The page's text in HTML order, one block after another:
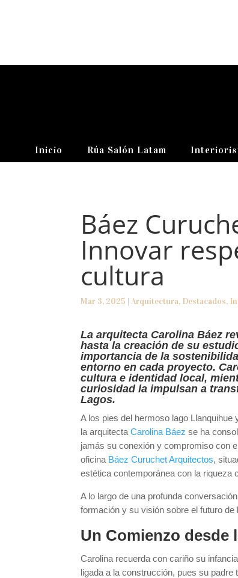
Inicio Rúa Salón Latam
Báez
Innovar
cultura
Mar 3, 2025 |Arquitectura, Destacados,
La arquitecta Carolina Báez
hasta la creación de su
importancia de la
entorno en cada proyecto.
cultura e identidad local,
curiosidad la impulsan a
Lagos.
A los pies del hermoso lago
la arquitectaCarolina Báez se ha
jamás su conexión y compromiso con
oficina Báez Curuchet Arquitectos,
estética contemporánea con la riqueza
A lo largo de una profunda
formación y su visión sobre el futuro de
Un Comienzo desde
Carolina recuerda con cariño su
ligada a la construcción, pues su